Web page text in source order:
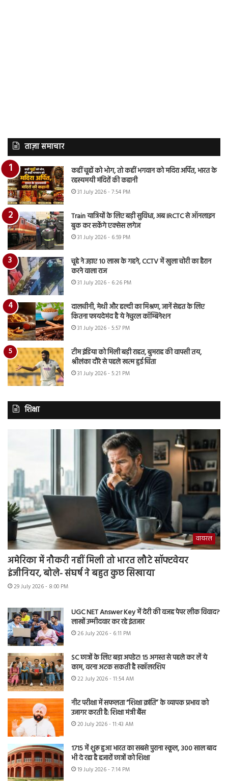
ताज़ा समाचार
कहीं चूहों को भोग, तो कहीं भगवान को मदिरा अर्पित, भारत के
रहस्यमयी मंदिरों की कहानी
31 July 2026 - 7:54 PM
Train यात्रियों के लिए बड़ी सुविधा, अब IRCTC से ऑनलाइन
बुक कर सकेंगे एक्सेस लगेज
31 July 2026 - 6:59 PM
चूहे ने उड़ाए 10 लाख के गहने, CCTV में खुला चोरी का हैरान
करने वाला राज
31 July 2026 - 6:26 PM
दालचीनी, मेथी और हल्दी का मिश्रण, जानें सेहत के लिए
कितना फायदेमंद है ये नेचुरल कॉम्बिनेशन
31 July 2026 - 5:57 PM
टीम इंडिया को मिली बड़ी राहत, बुमराह की वापसी तय,
श्रीलंका दौरे से पहले खत्म हुई चिंता
31 July 2026 - 5:21 PM
शिक्षा
वायरल
अमेरिका में नौकरी नहीं मिली तो भारत लौटे सॉफ्टवेयर
इंजीनियर, बोले- संघर्ष ने बहुत कुछ सिखाया
29 July 2026 - 8:00 PM
UGC NET Answer Key में देरी की वजह पेपर लीक विवाद?
लाखों उम्मीदवार कर रहे इंतजार
26 July 2026 - 6:11 PM
SC छात्रों के लिए बड़ा अपडेट! 15 अगस्त से पहले कर लें ये
काम, वरना अटक सकती है स्कॉलरशिप
22 July 2026 - 11:54 AM
नीट परीक्षा में सफलता “शिक्षा क्रांति” के व्यापक प्रभाव को
उजागर करती है: शिक्षा मंत्री बैंस
20 July 2026 - 11:43 AM
1715 में शुरू हुआ भारत का सबसे पुराना स्कूल, 300 साल बाद
भी दे रहा है हजारों छात्रों को शिक्षा
19 July 2026 - 7:14 PM